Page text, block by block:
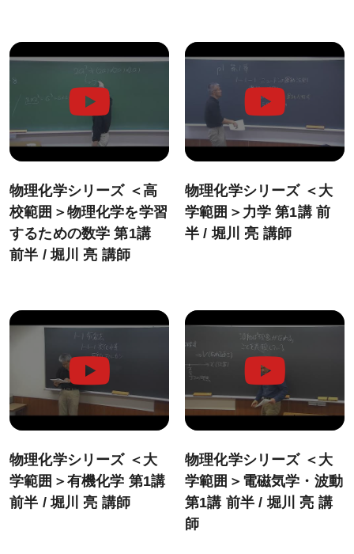
利用規約
特定商取引法に基づく表示
教材等転売に関する禁止のお願い
物理化学シリーズ ＜高
校範囲＞物理化学を学習
するための数学 第1講
前半 / 堀川 亮 講師
物理化学シリーズ ＜大
学範囲＞力学 第1講 前
半 / 堀川 亮 講師
物理化学シリーズ ＜大
学範囲＞有機化学 第1講
前半 / 堀川 亮 講師
物理化学シリーズ ＜大
学範囲＞電磁気学・波動
第1講 前半 / 堀川 亮 講
師